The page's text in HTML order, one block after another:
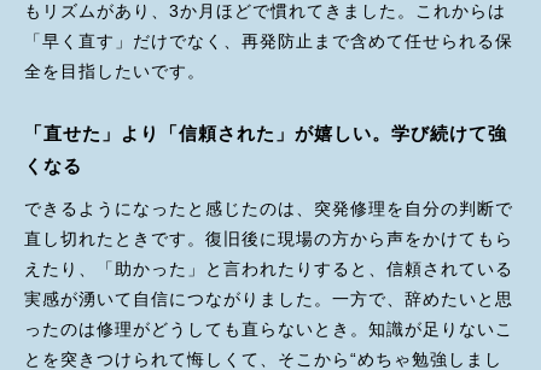
もリズムがあり、3か月ほどで慣れてきました。これからは
「早く直す」だけでなく、再発防止まで含めて任せられる保
全を目指したいです。
「直せた」より「信頼された」が嬉しい。学び続けて強
くなる
できるようになったと感じたのは、突発修理を自分の判断で
直し切れたときです。復旧後に現場の方から声をかけてもら
えたり、「助かった」と言われたりすると、信頼されている
実感が湧いて自信につながりました。一方で、辞めたいと思
ったのは修理がどうしても直らないとき。知識が足りないこ
とを突きつけられて悔しくて、そこから“めちゃ勉強しまし